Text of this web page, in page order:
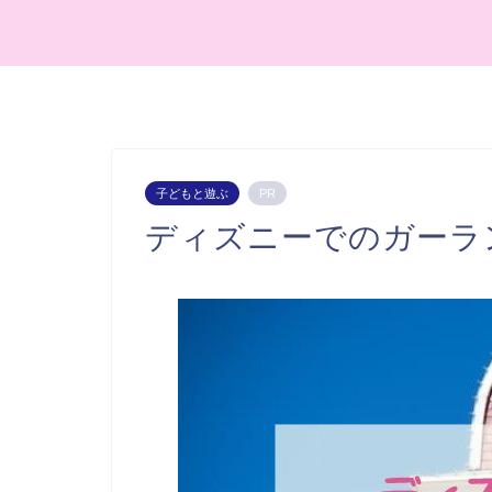
子どもと遊ぶ PR
ディズニーでのガー